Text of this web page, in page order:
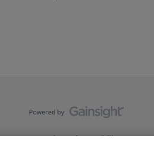
Accessibility